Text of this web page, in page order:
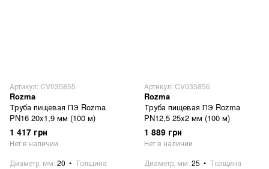
Артикул: CV035855
Rozma
Труба пищевая ПЭ Rozma
PN16 20x1,9 мм (100 м)
1 417 грн
Нет в наличии
Диаметр, мм 20
Толщина
Артикул: CV035856
Rozma
Труба пищевая ПЭ Rozma
PN12,5 25x2 мм (100 м)
1 889 грн
Нет в наличии
Диаметр, мм 25
Толщина